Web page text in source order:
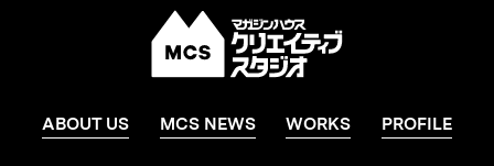
ABOUT US MCS NEWS WORKS PROFILE